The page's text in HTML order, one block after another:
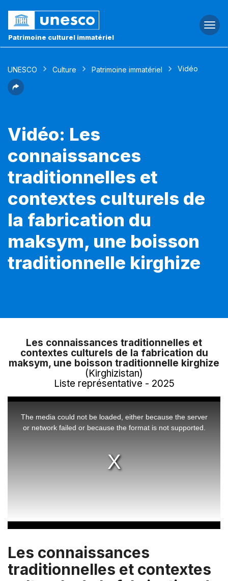
Patrimoine culturel immatériel
UNESCO Culture Patrimoine immatériel Vidéo
Vidéo: Les
connaissances
traditionnelles et
contextes culturels de
la fabrication du
maksym, une boisson
traditionnelle kirghize
Les connaissances traditionnelles et
contextes culturels de la fabrication du
maksym, une boisson traditionnelle kirghize
(Kirghizistan)
Liste représentative - 2025
The media could not be loaded, either because the server
or network failed or because the format is not supported.
Les connaissances
traditionnelles et contextes